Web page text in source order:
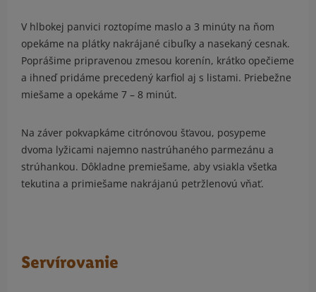
V hlbokej panvici roztopíme maslo a 3 minúty na ňom
opekáme na plátky nakrájané cibuľky a nasekaný cesnak.
Poprášime pripravenou zmesou korenín, krátko opečieme
a ihneď pridáme precedený karfiol aj s listami. Priebežne
miešame a opekáme 7 – 8 minút.
Na záver pokvapkáme citrónovou šťavou, posypeme
dvoma lyžicami najemno nastrúhaného parmezánu a
strúhankou. Dôkladne premiešame, aby vsiakla všetka
tekutina a primiešame nakrájanú petržlenovú vňať.
Servírovanie